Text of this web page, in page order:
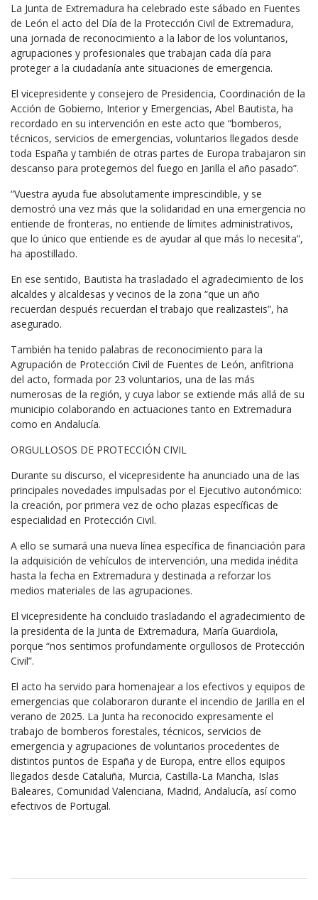
La Junta de Extremadura ha celebrado este sábado en Fuentes
de León el acto del Día de la Protección Civil de Extremadura,
una jornada de reconocimiento a la labor de los voluntarios,
agrupaciones y profesionales que trabajan cada día para
proteger a la ciudadanía ante situaciones de emergencia.
El vicepresidente y consejero de Presidencia, Coordinación de la
Acción de Gobierno, Interior y Emergencias, Abel Bautista, ha
recordado en su intervención en este acto que “bomberos,
técnicos, servicios de emergencias, voluntarios llegados desde
toda España y también de otras partes de Europa trabajaron sin
descanso para protegernos del fuego en Jarilla el año pasado”.
“Vuestra ayuda fue absolutamente imprescindible, y se
demostró una vez más que la solidaridad en una emergencia no
entiende de fronteras, no entiende de límites administrativos,
que lo único que entiende es de ayudar al que más lo necesita”,
ha apostillado.
En ese sentido, Bautista ha trasladado el agradecimiento de los
alcaldes y alcaldesas y vecinos de la zona “que un año
recuerdan después recuerdan el trabajo que realizasteis”, ha
asegurado.
También ha tenido palabras de reconocimiento para la
Agrupación de Protección Civil de Fuentes de León, anfitriona
del acto, formada por 23 voluntarios, una de las más
numerosas de la región, y cuya labor se extiende más allá de su
municipio colaborando en actuaciones tanto en Extremadura
como en Andalucía.
ORGULLOSOS DE PROTECCIÓN CIVIL
Durante su discurso, el vicepresidente ha anunciado una de las
principales novedades impulsadas por el Ejecutivo autonómico:
la creación, por primera vez de ocho plazas específicas de
especialidad en Protección Civil.
A ello se sumará una nueva línea específica de financiación para
la adquisición de vehículos de intervención, una medida inédita
hasta la fecha en Extremadura y destinada a reforzar los
medios materiales de las agrupaciones.
El vicepresidente ha concluido trasladando el agradecimiento de
la presidenta de la Junta de Extremadura, María Guardiola,
porque “nos sentimos profundamente orgullosos de Protección
Civil”.
El acto ha servido para homenajear a los efectivos y equipos de
emergencias que colaboraron durante el incendio de Jarilla en el
verano de 2025. La Junta ha reconocido expresamente el
trabajo de bomberos forestales, técnicos, servicios de
emergencia y agrupaciones de voluntarios procedentes de
distintos puntos de España y de Europa, entre ellos equipos
llegados desde Cataluña, Murcia, Castilla-La Mancha, Islas
Baleares, Comunidad Valenciana, Madrid, Andalucía, así como
efectivos de Portugal.